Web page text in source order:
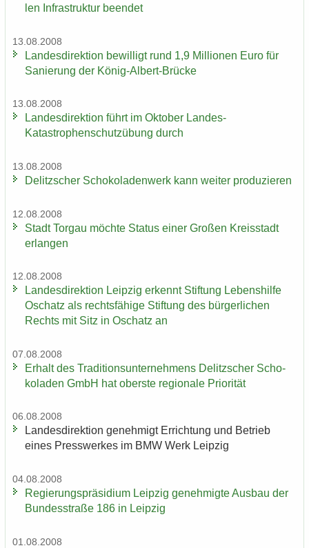
len In­fra­struk­tur be­en­det
13.08.2008
Lan­des­di­rek­ti­on be­wil­ligt rund 1,9 Mil­lio­nen Euro für
Sa­nie­rung der König-​Albert-Brücke
13.08.2008
Lan­des­di­rek­ti­on führt im Ok­to­ber Landes-​
Katastrophenschutzübung durch
13.08.2008
De­litz­scher Scho­ko­la­den­werk kann wei­ter pro­du­zie­ren
12.08.2008
Stadt Tor­gau möch­te Sta­tus einer Gro­ßen Kreis­stadt
er­lan­gen
12.08.2008
Lan­des­di­rek­ti­on Leip­zig er­kennt Stif­tung Le­bens­hil­fe
Oschatz als rechts­fä­hi­ge Stif­tung des bür­ger­li­chen
Rechts mit Sitz in Oschatz an
07.08.2008
Er­halt des Tra­di­ti­ons­un­ter­neh­mens De­litz­scher Scho­
ko­la­den GmbH hat obers­te re­gio­na­le Prio­ri­tät
06.08.2008
Lan­des­di­rek­ti­on ge­neh­migt Er­rich­tung und Be­trieb
eines Press­wer­kes im BMW Werk Leip­zig
04.08.2008
Re­gie­rungs­prä­si­di­um Leip­zig ge­neh­mig­te Aus­bau der
Bun­des­stra­ße 186 in Leip­zig
01.08.2008